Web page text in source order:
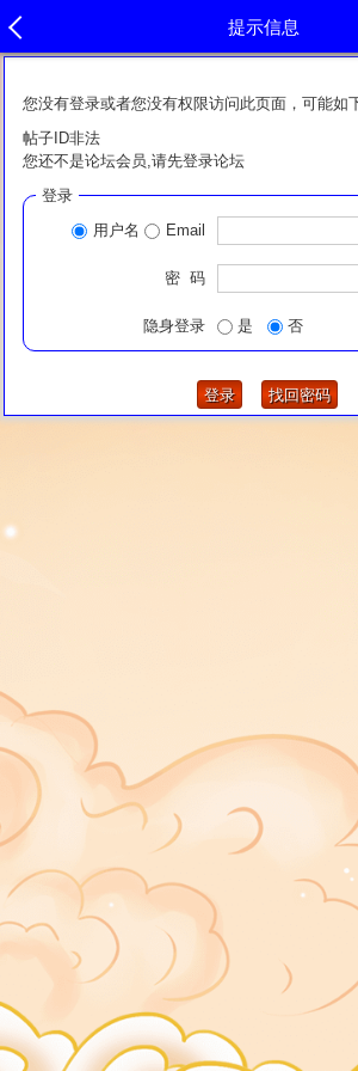
提示信息
您没有登录或者您没有权限访问此页面，可能如
帖子ID非法
您还不是论坛会员,请先登录论坛
登录
用户名
Email
密 码
隐身登录 是 否